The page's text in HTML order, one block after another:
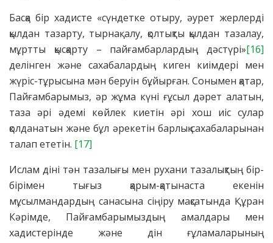
Басқа бір хадисте «сүндетке отыру, әурет жерлерді
қылдан тазарту, тырнақ алу, қолтықты қылдан тазалау,
мұртты қысқарту – пайғамбарлардың дәстүрі»[16]
делінген және сахабалардың киген киімдері мен
жүріс-тұрысына мән беруін бұйырған. Сонымен қатар,
Пайғамбарымыз, әр жұма күні ғұсыл дәрет алатын,
таза әрі әдемі көйлек киетін әрі хош иіс сулар
қолданатын және бұл әрекетін барлық сахабаларынан
талап ететін. [17]
Ислам діні тән тазалығы мен рухани тазалықтың бір-
бірімен тығыз қарым-қатынаста екенін
мұсылмандардың санасына сіңіру мақсатында Құран
Кәрімде, Пайғамбарымыздың амалдары мен
хадистерінде және дін ғұламаларының